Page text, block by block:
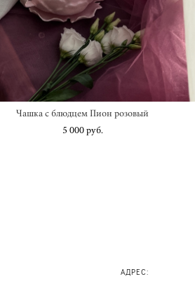
Чашка с блюдцем Пион розовый
5 000 pуб.
АДРЕС: